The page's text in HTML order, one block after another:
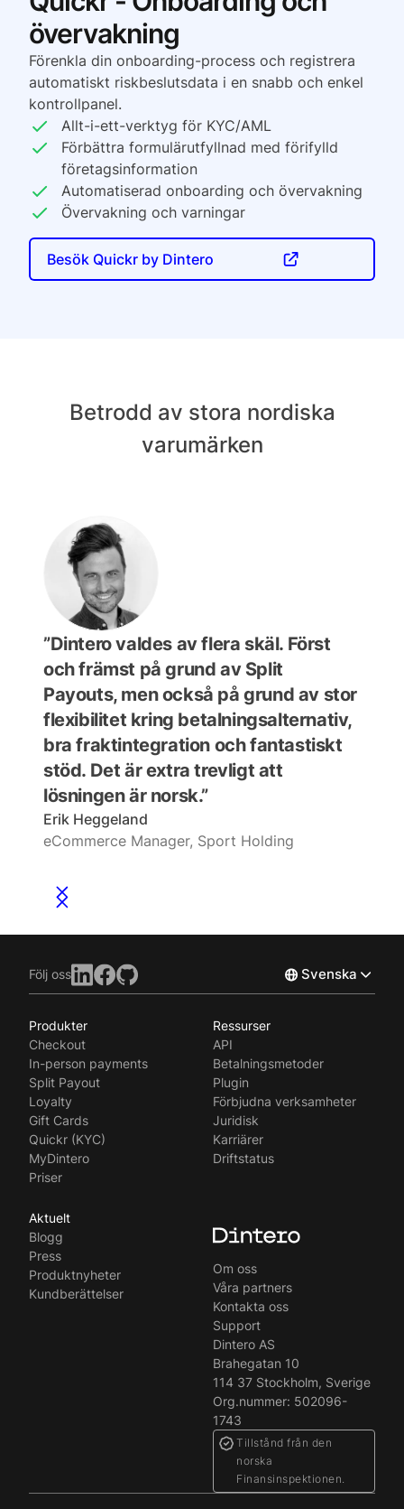
övervakning
Förenkla din onboarding-process och registrera
automatiskt riskbeslutsdata i en snabb och enkel
kontrollpanel.
Allt-i-ett-verktyg för KYC/AML
Förbättra formulärutfyllnad med förifylld
företagsinformation
Automatiserad onboarding och övervakning
Övervakning och varningar
Besök Quickr by Dintero
Betrodd av stora nordiska
varumärken
”Dintero valdes av flera skäl. Först
och främst på grund av Split
Payouts, men också på grund av stor
flexibilitet kring betalningsalternativ,
bra fraktintegration och fantastiskt
stöd. Det är extra trevligt att
lösningen är norsk.”
Erik Heggeland
eCommerce Manager, Sport Holding
Följ oss Svenska
English
Produkter
Checkout
In-person payments
Split Payout
Loyalty
Gift Cards
Quickr (KYC)
MyDintero
Priser
Ressurser
API
Betalningsmetoder
Plugin
Förbjudna verksamheter
Juridisk
Karriärer
Driftstatus
Aktuelt
Blogg
Press
Produktnyheter
Kundberättelser
Om oss
Våra partners
Kontakta oss
Support
Dintero AS
Brahegatan 10
114 37 Stockholm, Sverige
Org.nummer: 502096-
1743
Tillstånd från den
norska
Finansinspektionen.